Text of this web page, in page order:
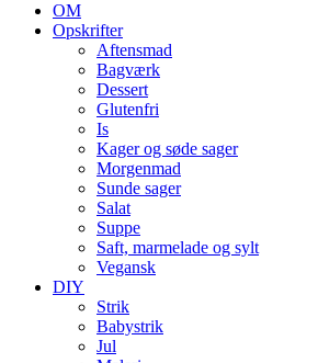
OM
Opskrifter
Aftensmad
Bagværk
Dessert
Glutenfri
Is
Kager og søde sager
Morgenmad
Sunde sager
Salat
Suppe
Saft, marmelade og sylt
Vegansk
DIY
Strik
Babystrik
Jul